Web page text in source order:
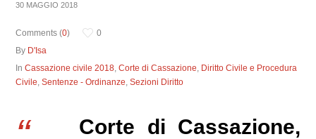
30 MAGGIO 2018
Comments (0)
0
By D'Isa
InCassazione civile 2018,Corte di Cassazione, Diritto Civile e Procedura
Civile,Sentenze - Ordinanze,Sezioni Diritto
Corte di Cassazione,